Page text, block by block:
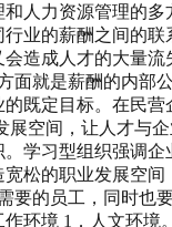
人力资源管理
业的薪酬之间的
造成人才的大量
是薪酬的内部
既定目标。在民
间，让人才与
学习型组织强调
松的职业发展空
的员工，同时
境 1．人文环境